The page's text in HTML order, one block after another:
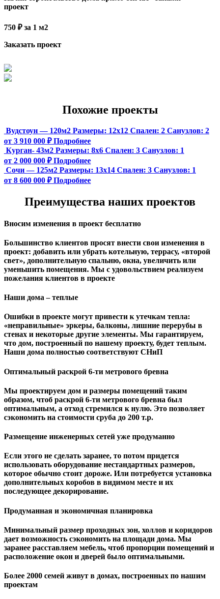
проект
750 ₽ за 1 м2
Заказать проект
Похожие проекты
Вудстоун — 120м2 Размеры: 12х12 Спален: 2 Санузлов: 2
от 3 910 000 ₽ Подробнее
Курган- 43м2 Размеры: 8х6 Спален: 3 Санузлов: 1
от 2 000 000 ₽ Подробнее
Сочи — 125м2 Размеры: 13х14 Спален: 3 Санузлов: 1
от 8 600 000 ₽ Подробнее
Преимущества наших проектов
Вносим изменения в проект бесплатно
Большинство клиентов просят внести свои изменения в
проект: добавить или убрать котельную, террасу, «второй
свет», дополнительную спальню, окна, увеличить или
уменьшить помещения. Мы с удовольствием реализуем
пожелания клиентов в проекте
Наши дома – теплые
Ошибки в проекте могут привести к утечкам тепла:
«неправильные» эркеры, балконы, лишние перерубы в
стенах и некоторые другие элементы. Мы гарантируем,
чтo дом, построенный по нашему проекту, будет теплым.
Наши дома полностью соответствуют СНиП
Оптимальный раскрой 6-ти метрового бревна
Мы проектируем дом и размеры помещений таким
образом, чтоб раскрой 6-ти метрового бревна был
оптимальным, а отход стремился к нулю. Это позволяет
сэкономить на стоимости сруба до 200 т.р.
Размещение инженерных сетей уже продуманно
Если этого не сделать заранее, то потом придется
использовать оборудование нестандартных размеров,
которое обычно стоит дороже. Или потребуется установка
дополнительных коробов в видимом месте и их
последующее декорирование.
Продуманная и экономичная планировка
Минимальный размер проходных зон, холлов и коридоров
дает возможность сэкономить на площади дома. Мы
заранее расставляем мебель, чтоб пропорции помещений и
расположение окон и дверей было оптимальными.
Более 2000 семей живут в домах, построенных по нашим
проектам